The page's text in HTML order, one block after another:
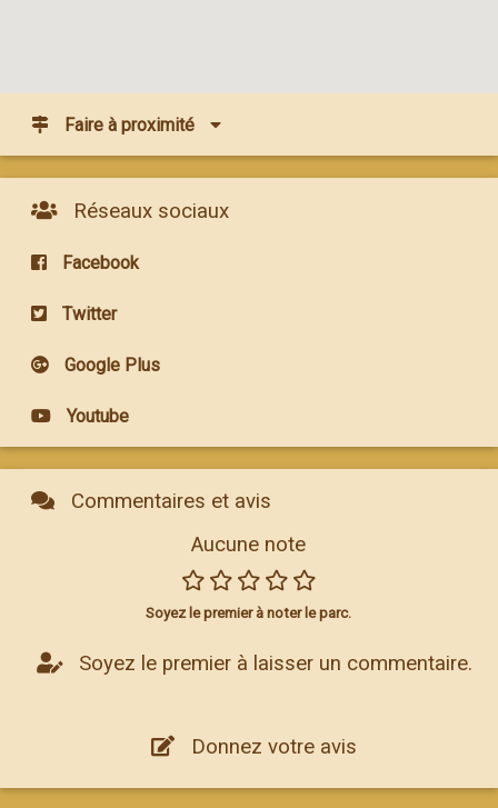
Faire à proximité
Réseaux sociaux
Facebook
Twitter
Google Plus
Youtube
Commentaires et avis
Aucune note
Soyez le premier à noter le parc.
Soyez le premier à laisser un commentaire.
Donnez votre avis